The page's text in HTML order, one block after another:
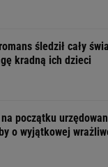
śledził cały
kradną ich dzieci
początku
o wyjątkowej